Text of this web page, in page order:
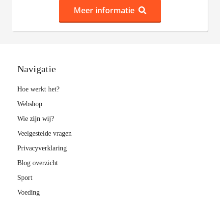
Meer informatie
Navigatie
Hoe werkt het?
Webshop
Wie zijn wij?
Veelgestelde vragen
Privacyverklaring
Blog overzicht
Sport
Voeding